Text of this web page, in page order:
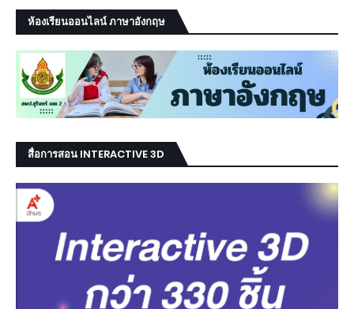
ห้องเรียนออนไลน์ ภาษาอังกฤษ
สื่อการสอน INTERACTIVE 3D